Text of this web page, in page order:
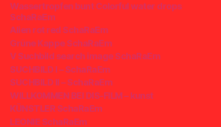
Wassertropfen bunt Colorful water drops
SchaRaEm
Alien rot red SchaRaEm
Grüne Kappe SchaRaEm
V Suchbild search image SchaRaEm
SUCHBILD I – SchaRaEm
SUCHBILD II – SchaRaEm
WILLKOMMEN BEI DIS-FILM – kunst
KÜNSTLER SchaRaEm
LEONIE SchaRaEm